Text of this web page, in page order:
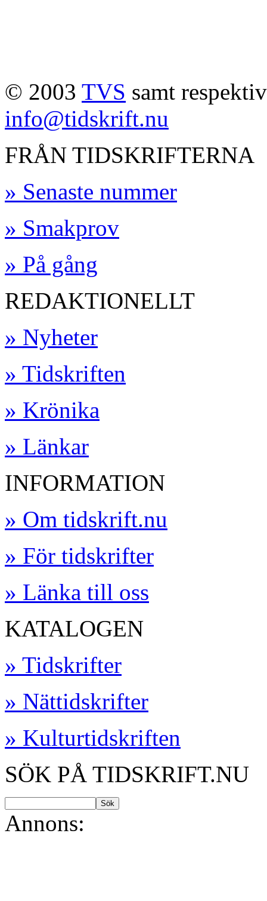
© 2003 TVS samt
info@tidskrift.nu
FRÅN TIDSKRIFTERNA
» Senaste nummer
» Smakprov
» På gång
REDAKTIONELLT
» Nyheter
» Tidskriften
» Krönika
» Länkar
INFORMATION
» Om tidskrift.nu
» För tidskrifter
» Länka till oss
KATALOGEN
» Tidskrifter
» Nättidskrifter
» Kulturtidskriften
SÖK PÅ TIDSKRIFT.NU
Annons: